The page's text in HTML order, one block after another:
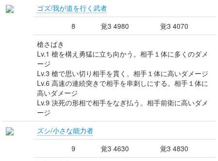
ゴズ/我が道を行く武者
8
覚3 4980
覚3 4070
槍さばき
Lv.1 槍を構え勇猛に立ち向かう。相手１体に多くのダメ
ージ
Lv.3 槍で思い切り相手を貫く。相手１体に高いダメージ
Lv.6 高速の連続突きで相手を串刺しにする。相手１体に
高いダメージ
Lv.9 決死の形相で相手をなぎ払う。相手前衛に高いダメ
ージ
ズシ/小さな能力者
9
覚3 4630
覚3 4830